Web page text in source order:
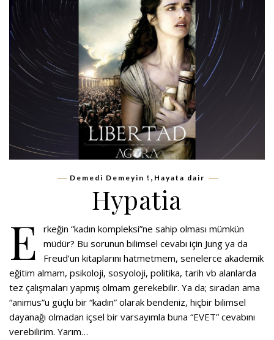
Demedi Demeyin ! Hayata dair
Hypatia
E
rkeğin “kadın kompleksi”ne sahip olması mümkün
müdür? Bu sorunun bilimsel cevabı için Jung ya da
Freud’un kitaplarını hatmetmem, senelerce akademik
eğitim almam, psikoloji, sosyoloji, politika, tarih vb alanlarda
tez çalışmaları yapmış olmam gerekebilir. Ya da; sıradan ama
“animus”u güçlü bir “kadın” olarak bendeniz, hiçbir bilimsel
dayanağı olmadan içsel bir varsayımla buna “EVET” cevabını
verebilirim. Yarım…